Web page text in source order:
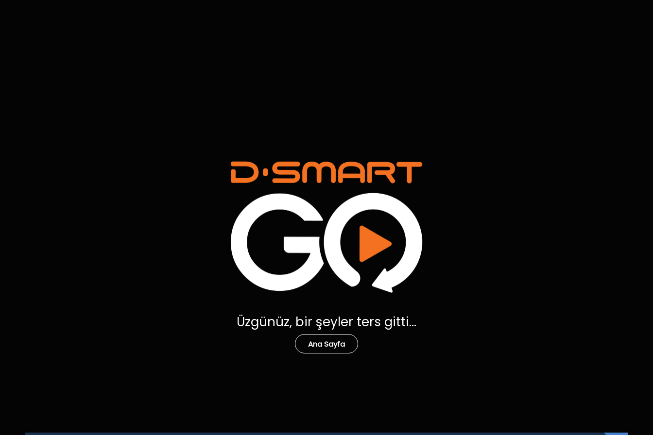
Üzgünüz, bir şeyler ters gitti...
Ana Sayfa